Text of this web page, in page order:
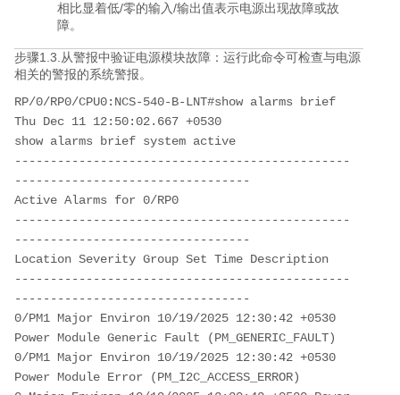
相比显着低/零的输入/输出值表示电源出现故障或故
障。
步骤1.3.从警报中验证电源模块故障：运行此命令可检查与电源
相关的警报的系统警报。
RP/0/RP0/CPU0:NCS-540-B-LNT#show alarms brief
Thu Dec 11 12:50:02.667 +0530
show alarms brief system active
-----------------------------------------------
---------------------------------
Active Alarms for 0/RP0
-----------------------------------------------
---------------------------------
Location Severity Group Set Time Description
-----------------------------------------------
---------------------------------
0/PM1 Major Environ 10/19/2025 12:30:42 +0530
Power Module Generic Fault (PM_GENERIC_FAULT)
0/PM1 Major Environ 10/19/2025 12:30:42 +0530
Power Module Error (PM_I2C_ACCESS_ERROR)